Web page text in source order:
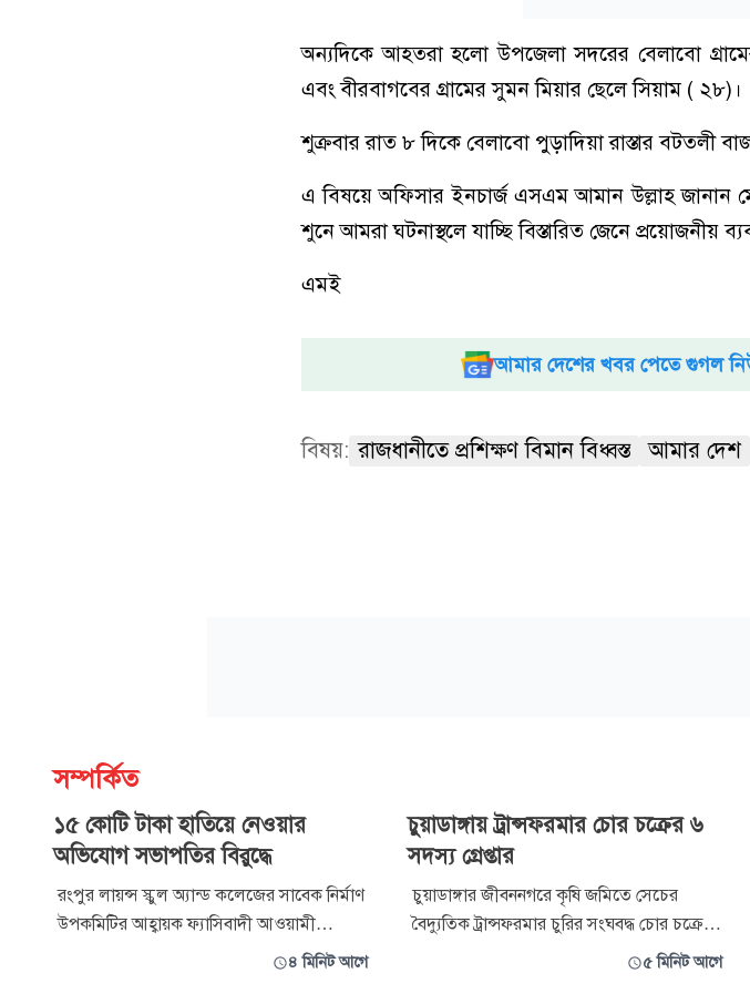
অন্যদিকে আহতরা হলো উপজেলা সদরের বেলাবো
এবং বীরবাগবের গ্রামের সুমন মিয়ার ছেলে সিয়াম ( ২৮)।
শুক্রবার রাত ৮ দিকে বেলাবো পুড়াদিয়া রাস্তার বটতলী
এ বিষয়ে অফিসার ইনচার্জ এসএম আমান উল্লাহ জানান
শুনে আমরা ঘটনাস্থলে যাচ্ছি বিস্তারিত জেনে প্রয়োজনীয়
এমই
আমার দেশের খবর পেতে গুগল
বিষয়: রাজধানীতে প্রশিক্ষণ বিমান বিধ্বস্ত আমার দেশ
সম্পর্কিত
১৫ কোটি টাকা হাতিয়ে নেওয়ার
অভিযোগ সভাপতির বিরুদ্ধে
রংপুর লায়ন্স স্কুল অ্যান্ড কলেজের সাবেক নির্মাণ
উপকমিটির আহ্বায়ক ফ্যাসিবাদী আওয়ামী
সরকারের আস্থাভাজন এনামুল হক সোহেলের
৪ মিনিট আগে
চুয়াডাঙ্গায় ট্রান্সফরমার চোর চক্রের ৬
সদস্য গ্রেপ্তার
চুয়াডাঙ্গার জীবননগরে কৃষি জমিতে সেচের
বৈদ্যুতিক ট্রান্সফরমার চুরির সংঘবদ্ধ চোর চক্রের ৬
সদস্যকে গ্রেপ্তার করেছে জীবননগর থানা পুলিশ।
৫ মিনিট আগে